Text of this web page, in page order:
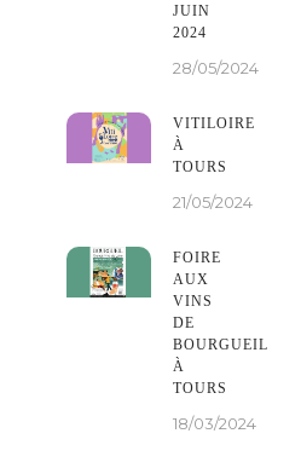
JUIN
2024
28/05/2024
VITILOIRE
À
TOURS
21/05/2024
FOIRE
AUX
VINS
DE
BOURGUEIL
À
TOURS
18/03/2024